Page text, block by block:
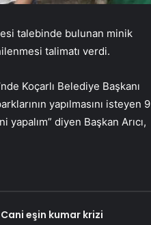
talebinde bulunan minik
talimatı verdi.
Koçarlı Belediye Başkanı
yapılmasını isteyen 9
diyen Başkan Arıcı,
Cani eşin kumar krizi